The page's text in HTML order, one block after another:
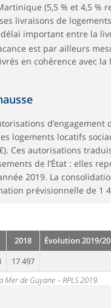
(5,5 % et 4,5 %
livraisons de
important entre la
est par ailleurs
en cohérence avec la
d’engagement
logements locatifs
Ces autorisations
de l’État : elles
2019. La
prévisionnelle de 1
2018
Évolution 2019/
17 497
de Guyane – RPLS 2019.